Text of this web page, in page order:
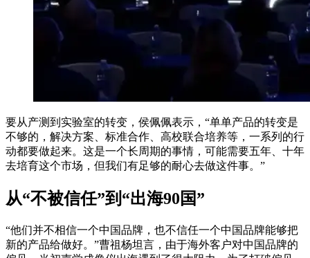
要从产测到实验室的转变，侯佩佩表示，“单单产品的转变是
不够的，解决方案、标准合作、高校联合培养等，一系列的行
动都要做起来。这是一个长周期的事情，可能需要五年、十年
去培育这个市场，但我们有足够的耐心去做这件事。”
从“不被信任”到“出海90国”
“他们并不相信一个中国品牌，也不信任一个中国品牌能够把
新的产品给做好。”曹祖杨坦言，由于海外客户对中国品牌的